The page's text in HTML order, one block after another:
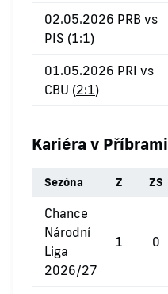
02.05.2026 PRB vs
PIS (1:1)
01.05.2026 PRI vs
CBU (2:1)
Kariéra v Příbrami
Sezóna Z ZS
Chance
Národní
Liga
2026/27
1 0